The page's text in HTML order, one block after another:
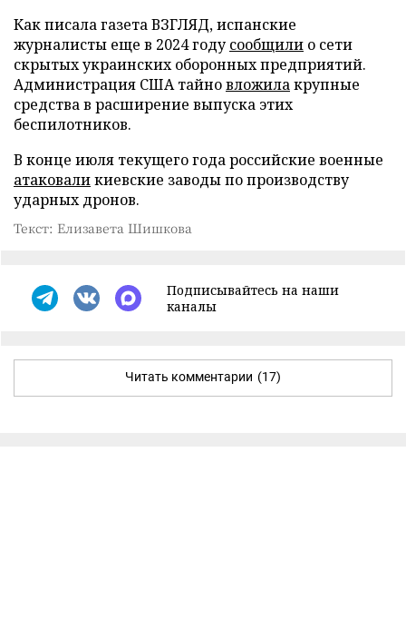
Как писала газета ВЗГЛЯД, испанские
журналисты еще в 2024 годусообщили о сети
скрытых украинских оборонных предприятий.
Администрация США тайновложилакрупные
средства в расширение выпуска этих
беспилотников.
В конце июля текущего года российские военные
атаковаликиевские заводы по производству
ударных дронов.
Текст: Елизавета Шишкова
Подписывайтесь на наши
каналы
Читать комментарии (17)